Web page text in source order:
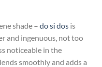
shade – do si dos is
and ingenuous, not too
noticeable in the
smoothly and adds a